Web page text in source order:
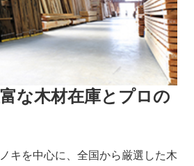
な木材在庫と プロの
キを中心に、全国から厳選した木